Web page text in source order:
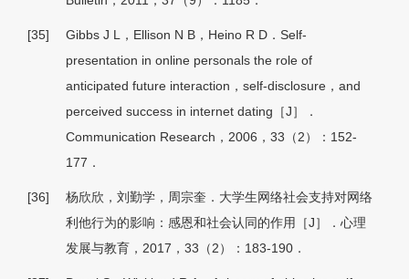
[35]
Gibbs J L，Ellison N B，Heino R D．Self-
presentation in online personals the role of
anticipated future interaction，self-disclosure，and
perceived success in internet dating［J］．
Communication Research，2006，33（2）：152-
177．
[36]
杨欣欣，刘勤学，周宗奎．大学生网络社会支持对网络
利他行为的影响：感恩和社会认同的作用［J］．心理
发展与教育，2017，33（2）：183-190．